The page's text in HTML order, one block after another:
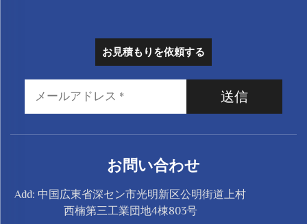
お見積もりを依頼する
送信
お問い合わせ
Add: 中国広東省深セン市光明新区公明街道上村
西楠第三工業団地4棟803号